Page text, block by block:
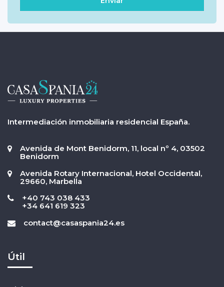
Intermediación inmobiliaria residencial España.
Avenida de Mont Benidorm, 11, local nº 4, 03502
Benidorm
Avenida Rotary Internacional, Hotel Occidental,
29660, Marbella
+40 743 038 433
+34 641 619 323
contact@casaspania24.es
Útil